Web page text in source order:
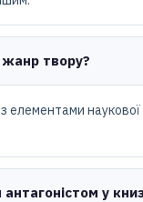
твору?
елементами
у